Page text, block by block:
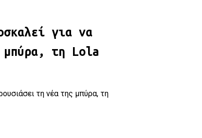
για να
μπύρα, τη Lola
τη νέα της μπύρα, τη